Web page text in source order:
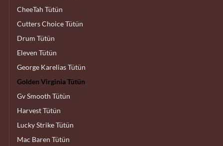
CheeTah Tütün
Cutters Choice Tütün
Drum Tütün
Eleven Tütün
George Karelias Tütün
Golden Virginia Tütün
Gv Smooth Tütün
Harvest Tütün
Lucky Strike Tütün
Mac Baren Tütün